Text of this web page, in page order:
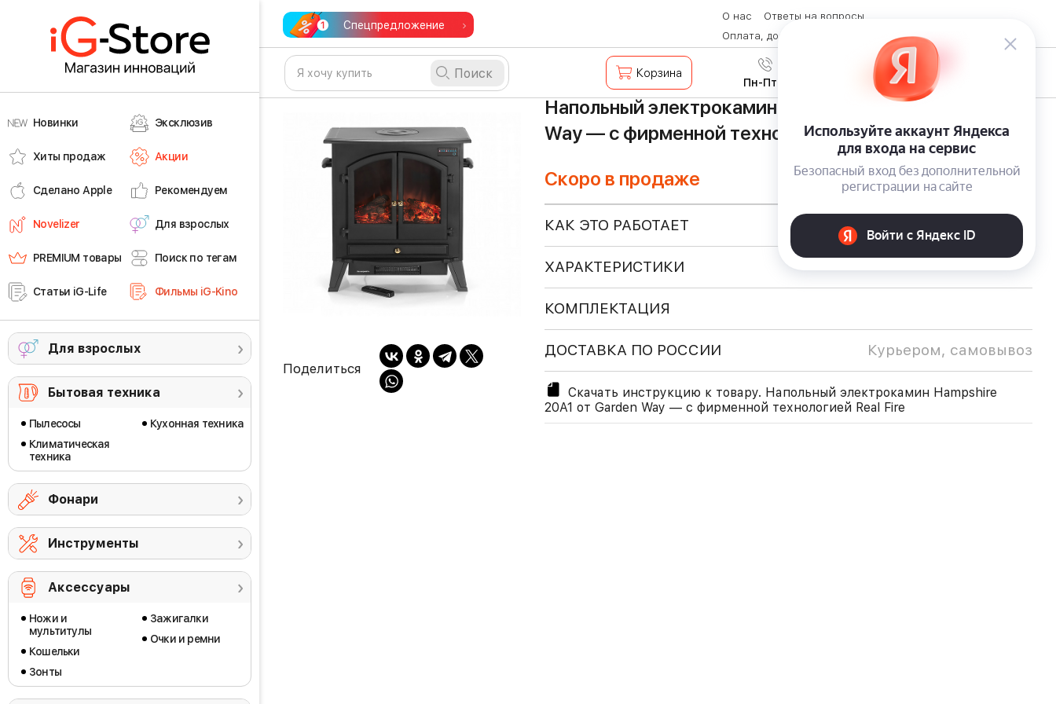
Новинки Эксклюзив
Хиты продаж Акции
Сделано Apple Рекомендуем
Novelizer Для взрослых
PREMIUM товары Поиск по тегам
Статьи iG-Life Фильмы iG-Kino
Для взрослых
Бытовая техника
Пылесосы
Климатическая
техника
Кухонная техника
Фонари
Инструменты
Аксессуары
Ножи и
мультитулы
Кошельки
Зонты
Зажигалки
Очки и ремни
Спецпредложение
О нас
Ответы на вопросы
Оплата, доставка и возврат товара
Контакты
Поиск Корзина 8 (800) 600-28-07
Пн-Пт с 9:00 до 19:00
Поделиться
Напольный электрокамин Hampshire 20A1 от Garden
Way — с фирменной технологией Real Fire
Скоро в продаже
КАК ЭТО РАБОТАЕТ
ХАРАКТЕРИСТИКИ
КОМПЛЕКТАЦИЯ
ДОСТАВКА ПО РОССИИ Курьером, самовывоз
Скачать инструкцию к товару. Напольный электрокамин Hampshire
20A1 от Garden Way — с фирменной технологией Real Fire